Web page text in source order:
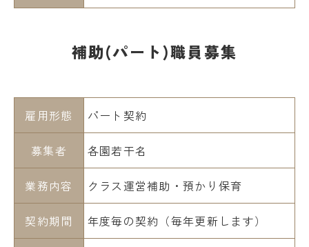
補助(パート)職員募集
雇用形態 パート契約
募集者 各園若干名
業務内容 クラス運営補助・預かり保育
契約期間 年度毎の契約（毎年更新します）